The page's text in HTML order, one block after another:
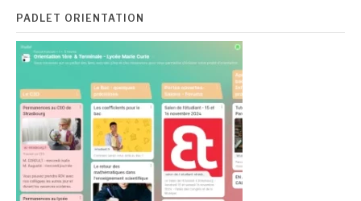
PADLET ORIENTATION